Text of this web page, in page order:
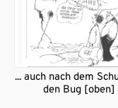
... auch nach dem
den Bug [oben]